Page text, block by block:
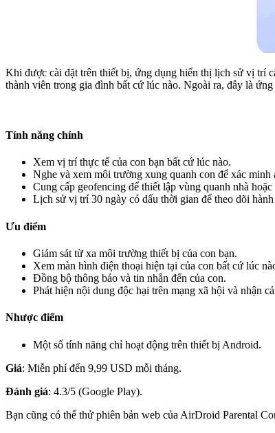
Khi được cài đặt trên thiết bị, ứng dụng hiển thị lịch sử vị trí
thành viên trong gia đình bất cứ lúc nào. Ngoài ra, đây là
Tính năng chính
Xem vị trí thực tế của con bạn bất cứ lúc nào.
Nghe và xem môi trường xung quanh con để xác minh
Cung cấp geofencing để thiết lập vùng quanh nhà
Lịch sử vị trí 30 ngày có dấu thời gian để theo dõi
Ưu điểm
Giám sát từ xa môi trường thiết bị của con bạn.
Xem màn hình điện thoại hiện tại của con bất cứ lúc
Đồng bộ thông báo và tin nhắn đến của con.
Phát hiện nội dung độc hại trên mạng xã hội và nhận
Nhược điểm
Một số tính năng chỉ hoạt động trên thiết bị Android.
Giá: Miễn phí đến 9,99 USD mỗi tháng.
Đánh giá: 4.3/5 (Google Play).
Bạn cũng có thể thử phiên bản web của AirDroid Parental